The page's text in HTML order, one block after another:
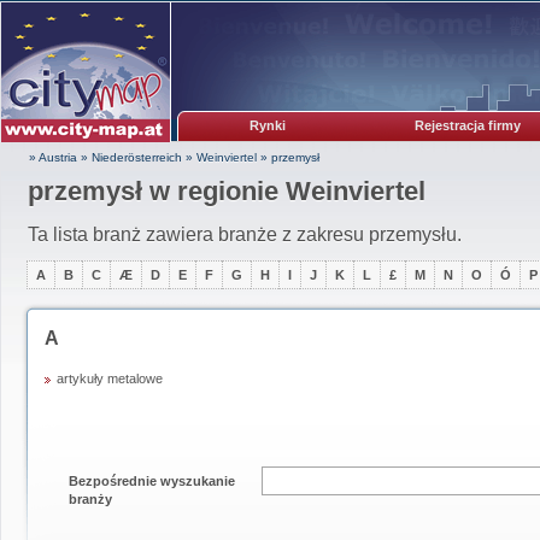
Rynki Rejestracja firmy
» Austria » Niederösterreich » Weinviertel » przemysł
przemysł w regionie Weinviertel
Ta lista branż zawiera branże z zakresu przemysłu.
A B C Æ D E F G H I J K L £ M N O Ó P
A
artykuły metalowe
Bezpośrednie wyszukanie
branży